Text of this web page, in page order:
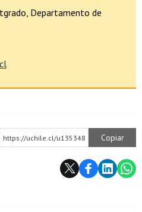
Departamento de
https://uchile.cl/u135348 Copiar